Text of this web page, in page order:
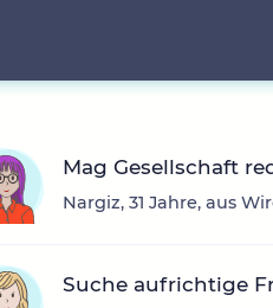
Mag Gesellschaft
Nargiz, 31 Jahre, aus
Suche aufrichtige